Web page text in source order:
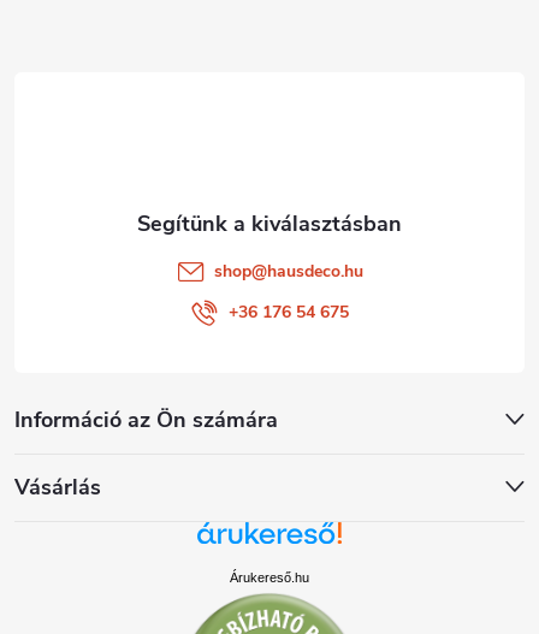
Információ az Ön számára
Vásárlás
shop@hausdeco.hu
+36 176 54 675
Árukereső.hu